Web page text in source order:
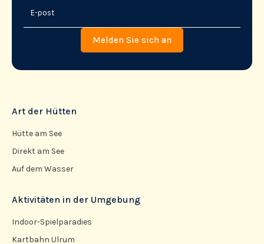
Art der Hütten
Hütte am See
Direkt am See
Auf dem Wasser
Aktivitäten in der Umgebung
Indoor-Spielparadies
Kartbahn Ulrum